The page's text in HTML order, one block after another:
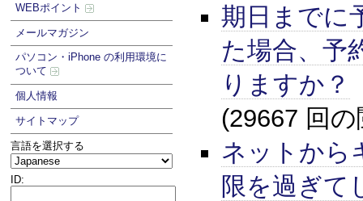
WEBポイント
メールマガジン
パソコン・iPhone の利用環境に
ついて
個人情報
サイトマップ
言語を選択する
ID:
期日までに
た場合、予
りますか？
(29667 回
ネットから
限を過ぎて